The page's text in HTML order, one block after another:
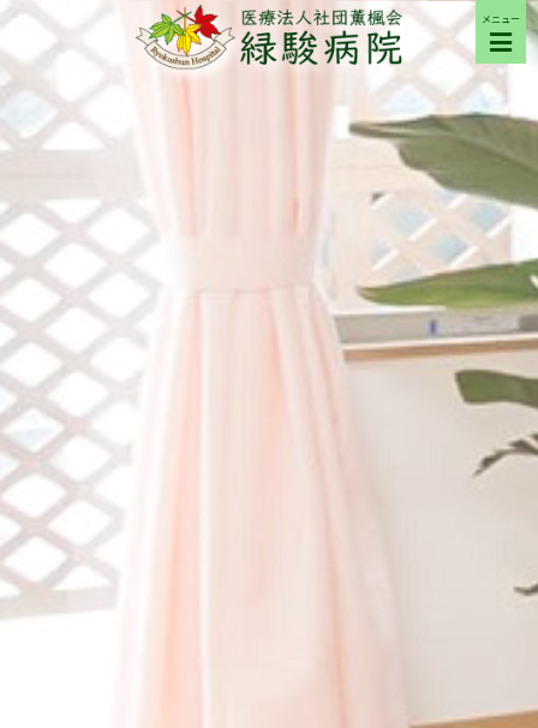
メニュー
ご来院の方へ
病院について
部門紹介
採用希望の方へ